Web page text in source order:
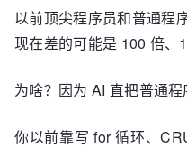
以前顶尖程序员和普通程
现在差的可能是 100 倍、
为啥？因为 AI 直把普通程
你以前靠写 for 循环、